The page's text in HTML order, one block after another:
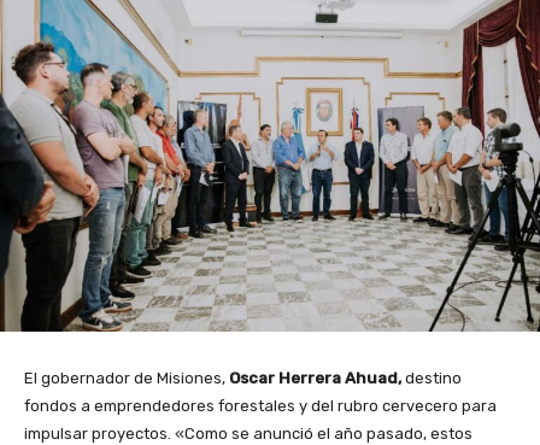
El gobernador de Misiones, Oscar Herrera Ahuad,destino
fondos a emprendedores forestales y del rubro cervecero para
impulsar proyectos. «Como se anunció el año pasado, estos